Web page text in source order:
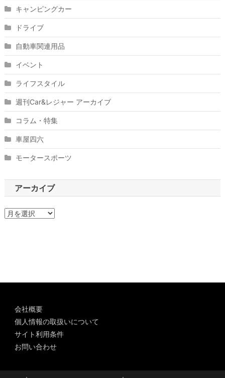
キャンピングカー
ドライブ
自動車関連用品
イベント
ライフスタイル
週刊Car&レジャー アーカイブ
コラム・特集
車屋四六
モータースポーツ
アーカイブ
ア
会社概要
個人情報の取扱いについて
サイト利用条件
お問い合わせ